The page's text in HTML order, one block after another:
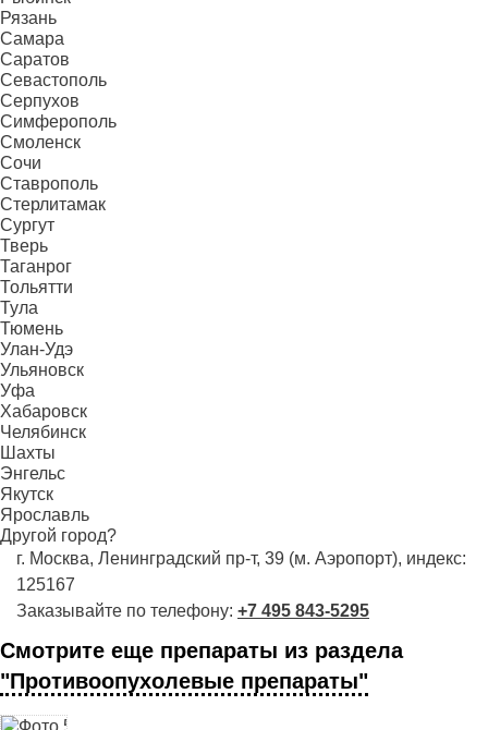
Рязань
Самара
Саратов
Севастополь
Серпухов
Симферополь
Смоленск
Сочи
Ставрополь
Стерлитамак
Сургут
Тверь
Таганрог
Тольятти
Тула
Тюмень
Улан-Удэ
Ульяновск
Уфа
Хабаровск
Челябинск
Шахты
Энгельс
Якутск
Ярославль
Другой город?
г. Москва, Ленинградский пр-т, 39 (м. Аэропорт), индекс:
125167
Заказывайте по телефону: +7 495 843-5295
Смотрите еще препараты из раздела
"Противоопухолевые препараты"